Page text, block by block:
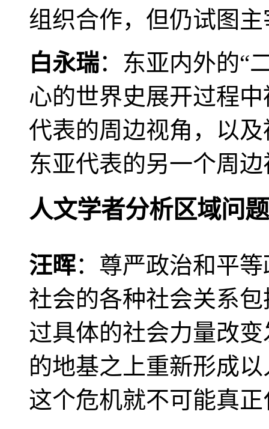
组织合作，但仍试图
白永瑞：东亚内外的“
心的世界史展开过程
代表的周边视角，以
东亚代表的另一个周
人文学者分析区域问题
汪晖：尊严政治和平
社会的各种社会关系
过具体的社会力量改
的地基之上重新形成
这个危机就不可能真